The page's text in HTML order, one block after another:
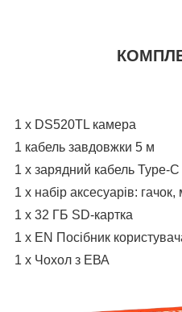
1 x DS520TL камера
1 кабель завдовжки 5 м
1 х зарядний кабель Type-C
1 х набір аксесуарів: гачок,
1 x 32 ГБ SD-картка
1 х EN Посібник
1 х Чохол з ЕВА